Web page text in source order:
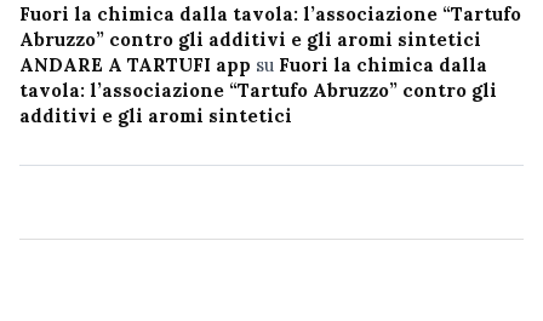
Fuori la chimica dalla tavola: l’associazione “Tartufo
Abruzzo” contro gli additivi e gli aromi sintetici
ANDARE A TARTUFI app su Fuori la chimica dalla
tavola: l’associazione “Tartufo Abruzzo” contro gli
additivi e gli aromi sintetici